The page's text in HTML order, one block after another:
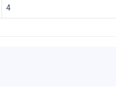
4